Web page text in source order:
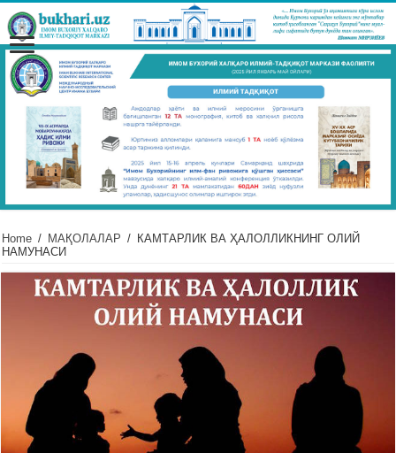
Home / МАҚОЛАЛАР / КАМТАРЛИК ВА ҲАЛОЛЛИКНИНГ ОЛИЙ
НАМУНАСИ